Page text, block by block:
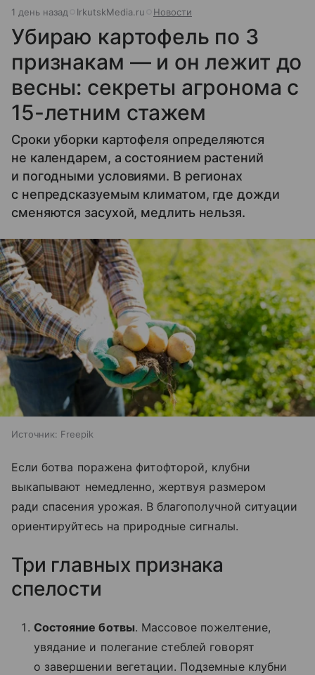
1 день назад IrkutskMedia.ru Новости
Убираю картофель по 3
признакам — и он лежит до
весны: секреты агронома с
15-летним стажем
Сроки уборки картофеля определяются
не календарем, а состоянием растений
и погодными условиями. В регионах
с непредсказуемым климатом, где дожди
сменяются засухой, медлить нельзя.
Источник: Freepik
Если ботва поражена фитофторой, клубни
выкапывают немедленно, жертвуя размером
ради спасения урожая. В благополучной ситуации
ориентируйтесь на природные сигналы.
Три главных признака
спелости
Состояние ботвы. Массовое пожелтение,
увядание и полегание стеблей говорят
о завершении вегетации. Подземные клубни